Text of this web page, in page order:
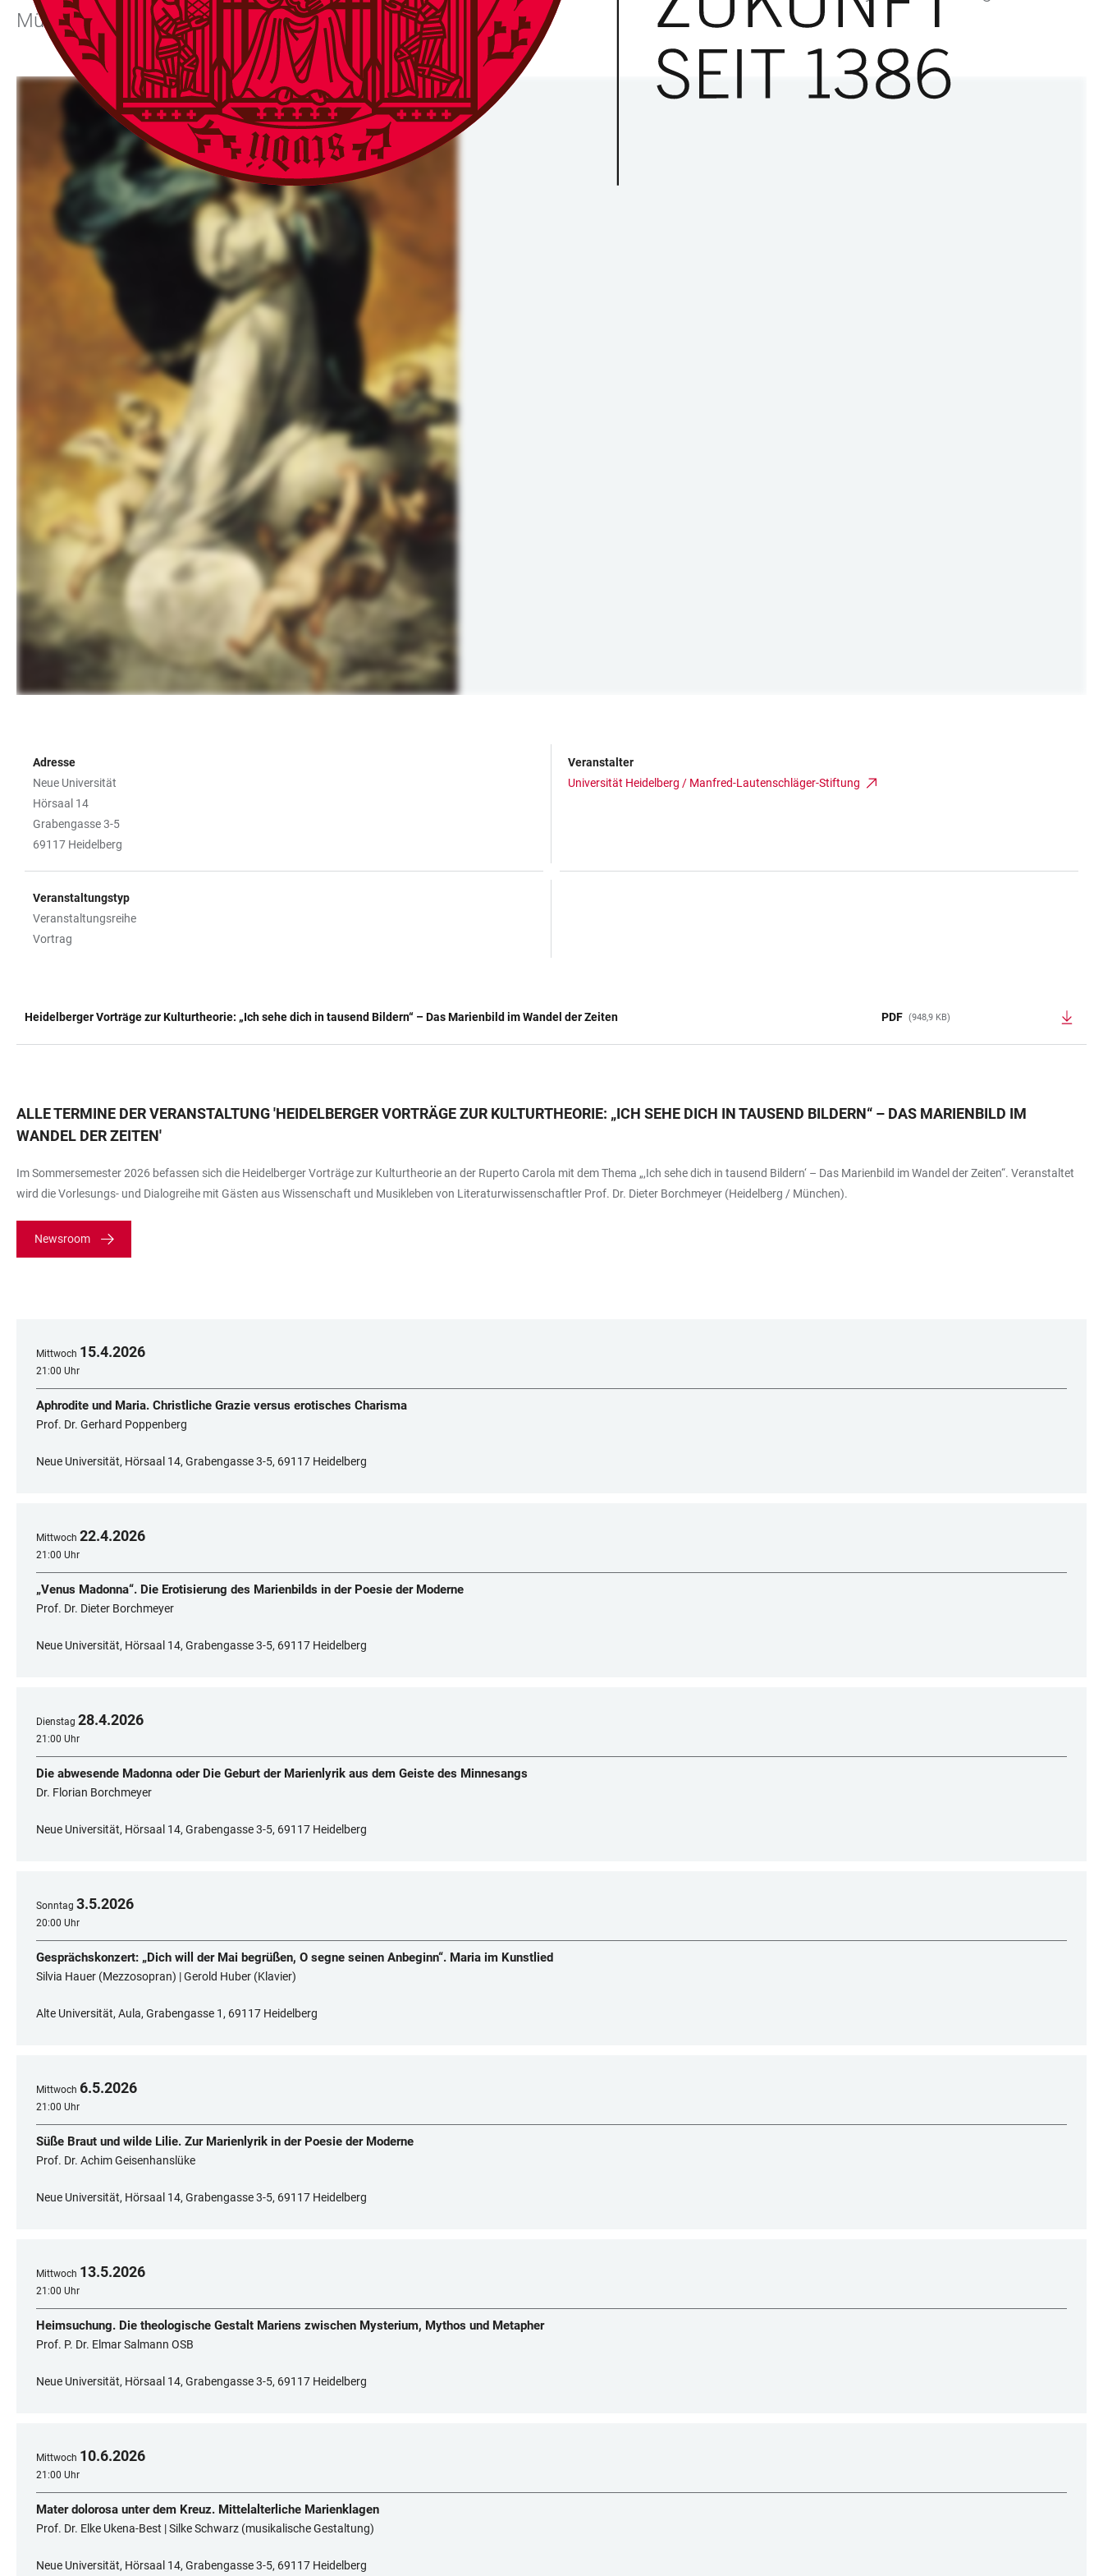
München).
Adresse
Neue Universität
Hörsaal 14
Grabengasse 3-5
69117 Heidelberg
Veranstalter
Universität Heidelberg / Manfred-Lautenschläger-Stiftung
Veranstaltungstyp
Veranstaltungsreihe
Vortrag
Heidelberger Vorträge zur Kulturtheorie: „Ich sehe dich in tausend Bildern“ – Das Marienbild im Wandel der Zeiten PDF (948,9 KB)
ALLE TERMINE DER VERANSTALTUNG'HEIDELBERGER VORTRÄGE ZUR KULTURTHEORIE: „ICH SEHE DICH IN TAUSEND BILDERN“ – DAS MARIENBILD IM
WANDEL DER ZEITEN'
Im Sommersemester 2026 befassen sich die Heidelberger Vorträge zur Kulturtheorie an der Ruperto Carola mit dem Thema „,Ich sehe dich in tausend Bildern‘ – Das Marienbild im Wandel der Zeiten“. Veranstaltet
wird die Vorlesungs- und Dialogreihe mit Gästen aus Wissenschaft und Musikleben von Literaturwissenschaftler Prof. Dr. Dieter Borchmeyer (Heidelberg / München).
Newsroom
Mittwoch 15.4.2026
21:00 Uhr
Aphrodite und Maria. Christliche Grazie versus erotisches Charisma
Prof. Dr. Gerhard Poppenberg
Neue Universität, Hörsaal 14, Grabengasse 3-5, 69117 Heidelberg
Mittwoch 22.4.2026
21:00 Uhr
„Venus Madonna“. Die Erotisierung des Marienbilds in der Poesie der Moderne
Prof. Dr. Dieter Borchmeyer
Neue Universität, Hörsaal 14, Grabengasse 3-5, 69117 Heidelberg
Dienstag 28.4.2026
21:00 Uhr
Die abwesende Madonna oder Die Geburt der Marienlyrik aus dem Geiste des Minnesangs
Dr. Florian Borchmeyer
Neue Universität, Hörsaal 14, Grabengasse 3-5, 69117 Heidelberg
Sonntag 3.5.2026
20:00 Uhr
Gesprächskonzert: „Dich will der Mai begrüßen, O segne seinen Anbeginn“. Maria im Kunstlied
Silvia Hauer (Mezzosopran) | Gerold Huber (Klavier)
Alte Universität, Aula, Grabengasse 1, 69117 Heidelberg
Mittwoch 6.5.2026
21:00 Uhr
Süße Braut und wilde Lilie. Zur Marienlyrik in der Poesie der Moderne
Prof. Dr. Achim Geisenhanslüke
Neue Universität, Hörsaal 14, Grabengasse 3-5, 69117 Heidelberg
Mittwoch 13.5.2026
21:00 Uhr
Heimsuchung. Die theologische Gestalt Mariens zwischen Mysterium, Mythos und Metapher
Prof. P. Dr. Elmar Salmann OSB
Neue Universität, Hörsaal 14, Grabengasse 3-5, 69117 Heidelberg
Mittwoch 10.6.2026
21:00 Uhr
Mater dolorosa unter dem Kreuz. Mittelalterliche Marienklagen
Prof. Dr. Elke Ukena-Best | Silke Schwarz (musikalische Gestaltung)
Neue Universität, Hörsaal 14, Grabengasse 3-5, 69117 Heidelberg